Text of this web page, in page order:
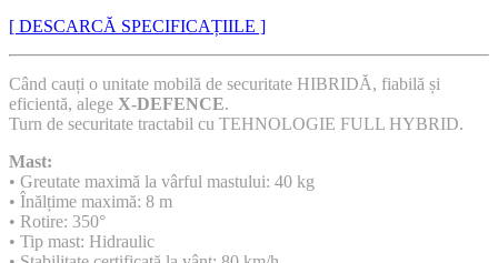
[ DESCARCĂ SPECIFICAȚIILE ]
Când cauți o unitate mobilă de securitate HIBRIDĂ, fiabilă și
eficientă, alege X-DEFENCE.
Turn de securitate tractabil cu TEHNOLOGIE FULL HYBRID.
Mast:
• Greutate maximă la vârful mastului: 40 kg
• Înălțime maximă: 8 m
• Rotire: 350°
• Tip mast: Hidraulic